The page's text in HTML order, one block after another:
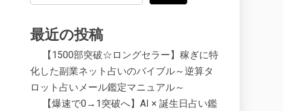
最近の投稿
【1500部突破☆ロングセラー】稼ぎに特
化した副業ネット占いのバイブル～逆算タ
ロット占いメール鑑定マニュアル～
【爆速で0→1突破へ】AI × 誕生日占い鑑